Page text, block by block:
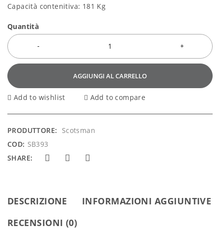
Capacità contenitiva: 181 Kg
Quantità
AGGIUNGI AL CARRELLO
Add to wishlist Add to compare
PRODUTTORE:
Scotsman
COD: SB393
SHARE:
DESCRIZIONE
INFORMAZIONI AGGIUNTIVE
RECENSIONI (0)